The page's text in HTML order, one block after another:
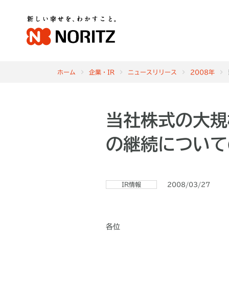
ホーム 企業・IR ニュースリリース 2008年
当社株式の大
の継続につい
IR情報 2008/03/27
各位